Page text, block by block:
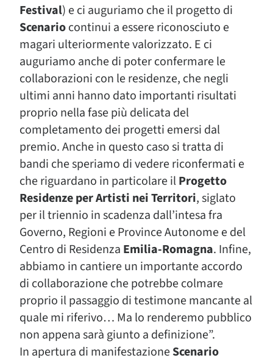
Festival) e ci auguriamo che il progetto di
Scenariocontinui a essere riconosciuto e
magari ulteriormente valorizzato. E ci
auguriamo anche di poter confermare le
collaborazioni con le residenze, che negli
ultimi anni hanno dato importanti risultati
proprio nella fase più delicata del
completamento dei progetti emersi dal
premio. Anche in questo caso si tratta di
bandi che speriamo di vedere riconfermati e
che riguardano in particolare ilProgetto
Residenze per Artisti nei Territori, siglato
per il triennio in scadenza dall’intesa fra
Governo, Regioni e Province Autonome e del
Centro di Residenza Emilia-Romagna. Infine,
abbiamo in cantiere un importante accordo
di collaborazione che potrebbe colmare
proprio il passaggio di testimone mancante al
quale mi riferivo… Ma lo renderemo pubblico
non appena sarà giunto a definizione”.
In apertura di manifestazioneScenario